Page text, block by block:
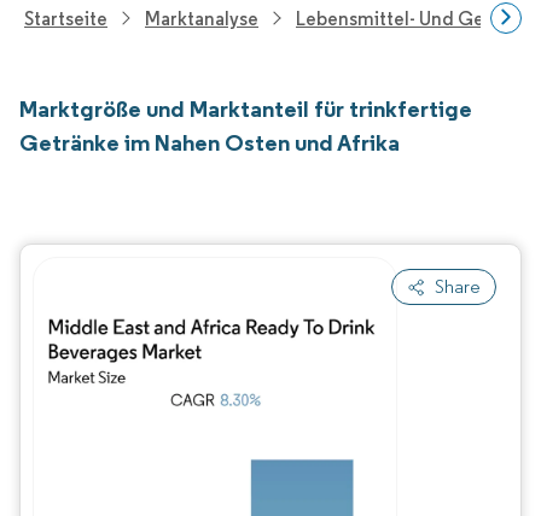
Startseite Marktanalyse Lebensmittel- Und
Marktgröße und Marktanteil für trinkfertige
Getränke im Nahen Osten und Afrika
Share